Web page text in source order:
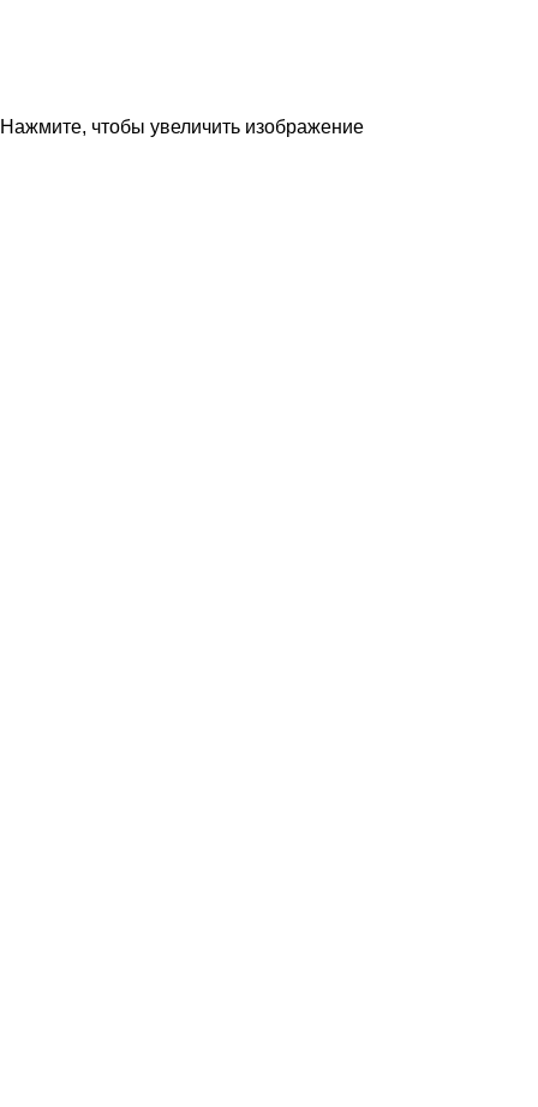
Нажмите, чтобы увеличить изображение